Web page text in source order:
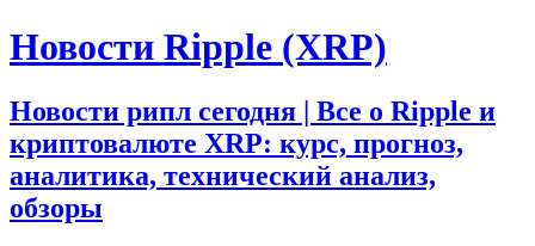
Новости Ripple (XRP)
Новости рипл сегодня | Все о Ripple и
криптовалюте XRP: курс, прогноз,
аналитика, технический анализ,
обзоры